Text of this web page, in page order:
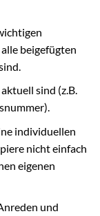
beigefügten
sind (z.B.
individuellen
nicht einfach
eigenen
und